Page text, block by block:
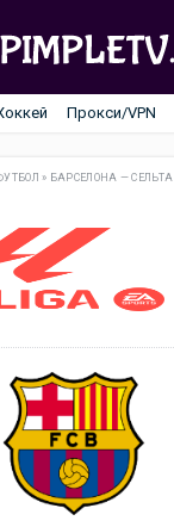
Прокси/VPN
» БАРСЕЛОНА — СЕЛЬТА